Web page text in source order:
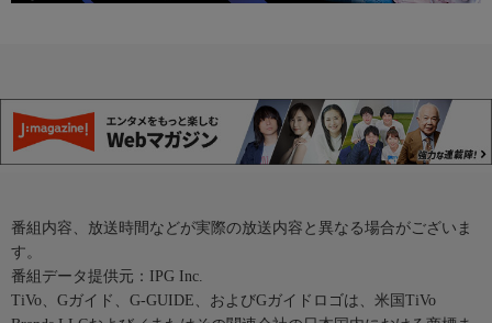
番組内容、放送時間などが実際の放送内容と異なる場合がございま
す。
番組データ提供元：IPG Inc.
TiVo、Gガイド、G-GUIDE、およびGガイドロゴは、米国TiVo